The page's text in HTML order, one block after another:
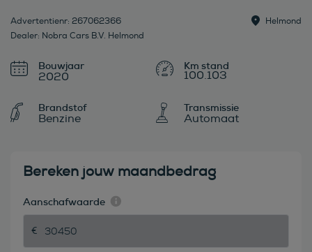
Advertentienr: 267062366
Dealer: Nobra Cars B.V. Helmond
Helmond
Bouwjaar
2020 100.103
Brandstof
Benzine
Transmissie
Automaat
Bereken jouw maandbedrag
Aanschafwaarde